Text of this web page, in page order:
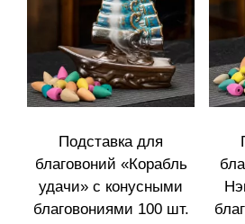
Подставка для
благовоний «Корабль
удачи» с конусными
благовониями 100 шт.